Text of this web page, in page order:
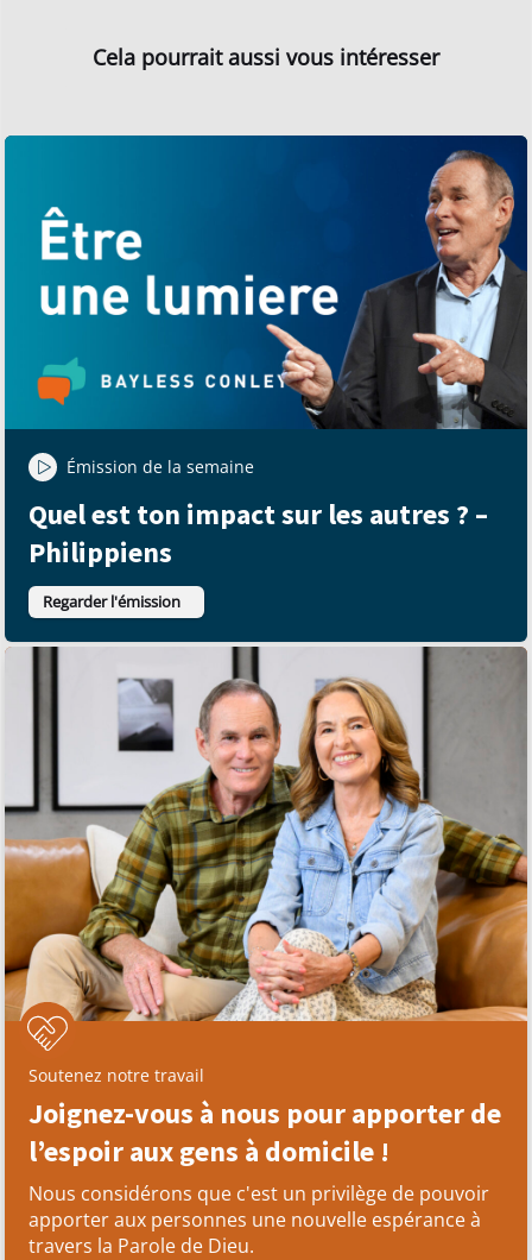
Cela pourrait aussi vous intéresser
Émission de la semaine
Quel est ton impact sur les autres ? –
Philippiens
Regarder l'émission
Soutenez notre travail
Joignez-vous à nous pour apporter de
l’espoir aux gens à domicile !
Nous considérons que c'est un privilège de pouvoir
apporter aux personnes une nouvelle espérance à
travers la Parole de Dieu.